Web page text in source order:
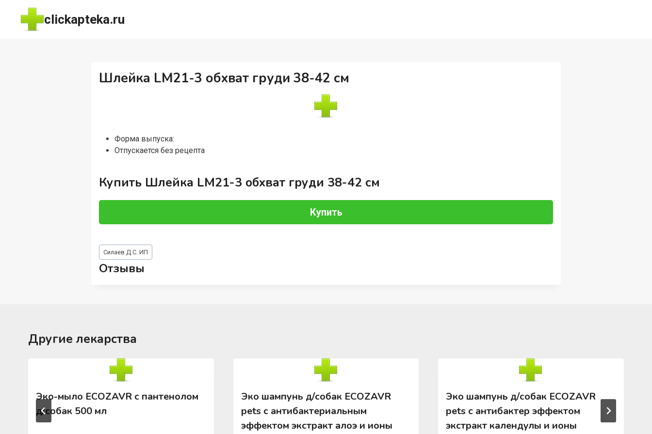
Перейти
содержимому
clickapteka.ru
Шлейка LM21-3 обхват груди 38-42 см
Форма выпуска:
Отпускается без рецепта
Купить Шлейка LM21-3 обхват груди 38-42 см
Купить
Метки
записи:
Силаев Д.С. ИП
Отзывы
Другие лекарства
Эко-мыло ECOZAVR с пантенолом
д/собак 500 мл
Эко шампунь д/собак ECOZAVR
pets с антибактериальным
эффектом экстракт алоэ и ионы
Эко шампунь д/собак ECOZAVR
pets с антибактер эффектом
экстракт календулы и ионы